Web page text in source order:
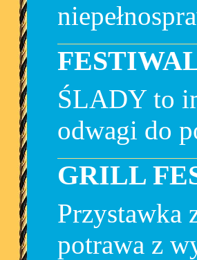
ŚLADY to
odwagi do
GRILL
Przystawka
potrawa z